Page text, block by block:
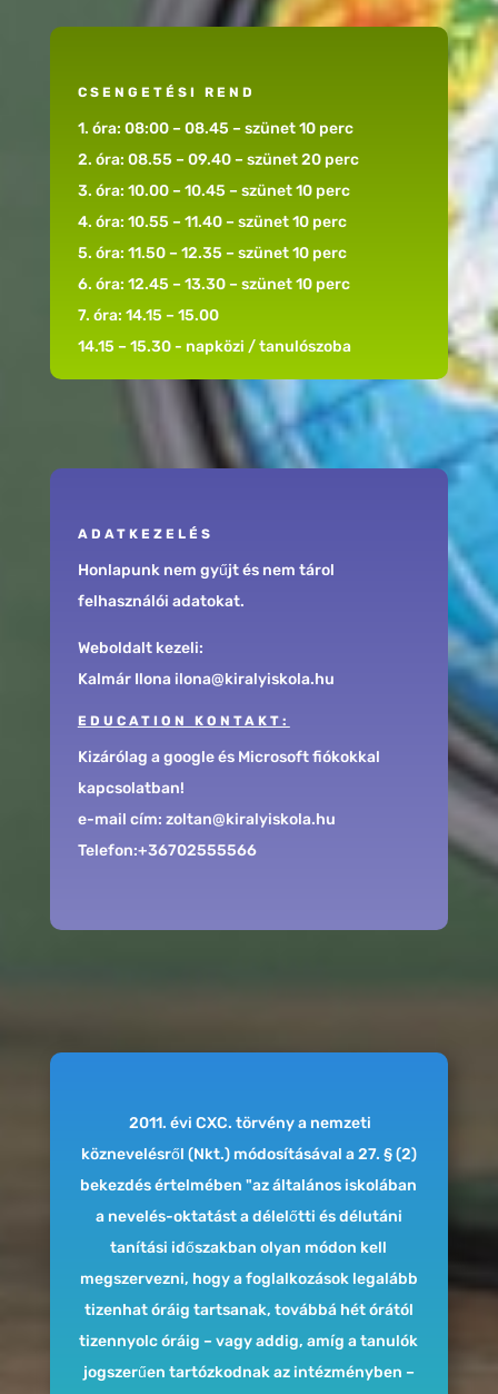
CSENGETÉSI REND
1. óra: 08:00 – 08.45 – szünet 10 perc
2. óra: 08.55 – 09.40 – szünet 20 perc
3. óra: 10.00 – 10.45 – szünet 10 perc
4. óra: 10.55 – 11.40 – szünet 10 perc
5. óra: 11.50 – 12.35 – szünet 10 perc
6. óra: 12.45 – 13.30 – szünet 10 perc
7. óra: 14.15 – 15.00
14.15 – 15.30 - napközi / tanulószoba
ADATKEZELÉS
Honlapunk nem gyűjt és nem tárol
felhasználói adatokat.
Weboldalt kezeli:
Kalmár Ilona ilona@kiralyiskola.hu
EDUCATION KONTAKT:
Kizárólag a google és Microsoft fiókokkal
kapcsolatban!
e-mail cím: zoltan@kiralyiskola.hu
Telefon:+36702555566
2011. évi CXC. törvény a nemzeti
köznevelésről (Nkt.) módosításával a 27. § (2)
bekezdés értelmében "az általános iskolában
a nevelés-oktatást a délelőtti és délutáni
tanítási időszakban olyan módon kell
megszervezni, hogy a foglalkozások legalább
tizenhat óráig tartsanak, továbbá hét órától
tizennyolc óráig – vagy addig, amíg a tanulók
jogszerűen tartózkodnak az intézményben –